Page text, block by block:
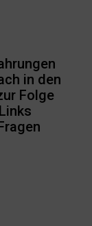
in den
Folge